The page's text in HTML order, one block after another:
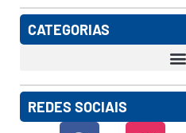
CATEGORIAS
REDES SOCIAIS